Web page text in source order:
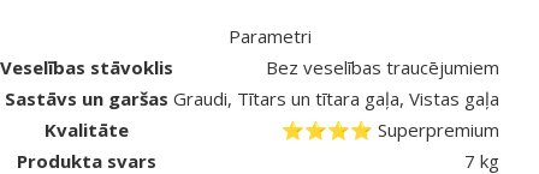
Parametri
Veselības stāvoklis
Bez veselības traucējumiem
Sastāvs un garšas Graudi, Tītars un tītara gaļa, Vistas gaļa
Kvalitāte
⭐⭐⭐⭐ Superpremium
Produkta svars
7 kg